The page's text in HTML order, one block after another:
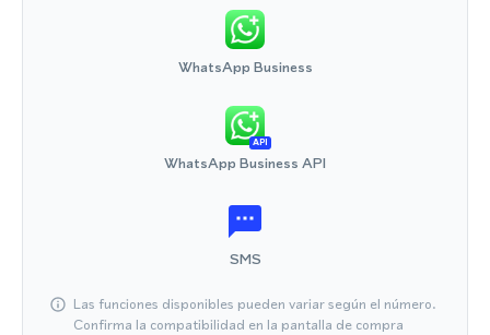
WhatsApp Business
API
WhatsApp Business API
SMS
Las funciones disponibles pueden variar según el número.
Confirma la compatibilidad en la pantalla de compra